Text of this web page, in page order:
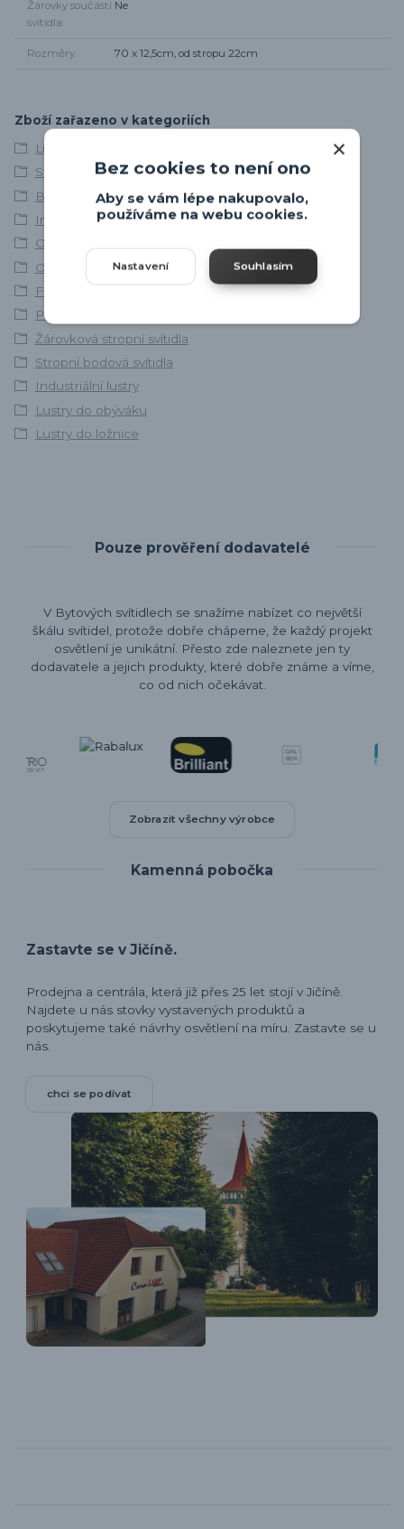
Žárovky součástí
svítidla
Ne
Rozměry 70 x 12,5cm, od stropu 22cm
Zboží zařazeno v kategoriích
Lustry a závěsná svítidla
Stropní svítidla
Bodovky, bodová svítidla
Industriální svítidla
Osvětlení obývacího pokoje
Osvětlení ložnice
Fischer Honsel
Přisazené stropní lustry
Žárovková stropní svítidla
Stropní bodová svítidla
Industriální lustry
Lustry do obýváku
Lustry do ložnice
Pouze prověření dodavatelé
V Bytových svítidlech se snažíme nabízet co největší
škálu svítidel, protože dobře chápeme, že každý projekt
osvětlení je unikátní. Přesto zde naleznete jen ty
dodavatele a jejich produkty, které dobře známe a víme,
co od nich očekávat.
Zobrazit všechny výrobce
Kamenná pobočka
Zastavte se v Jičíně.
Prodejna a centrála, která již přes 25 let stojí v Jičíně.
Najdete u nás stovky vystavených produktů a
poskytujeme také návrhy osvětlení na míru. Zastavte se u
nás.
chci se podívat
Bez cookies to není ono
Aby se vám lépe nakupovalo,
používáme na webu cookies.
Nastavení Souhlasím